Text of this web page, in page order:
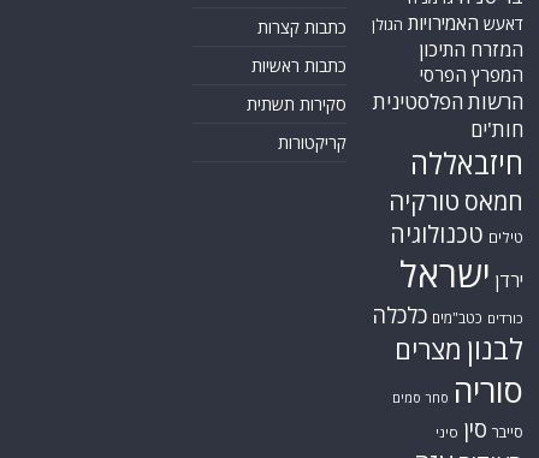
סייבר סין סיני
סעודיהעזה
עירק צבא סוריה חופשי
צרפת קונייטרה
קורונה
רוסיה רפואה
שיעים תוכנית הגרעין
תימן